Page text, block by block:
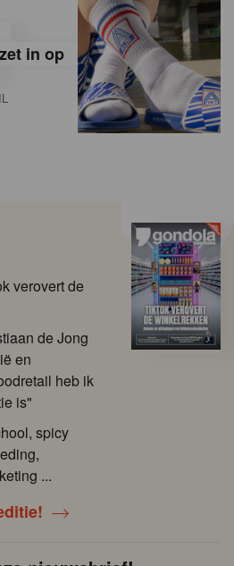
in op
verovert de
de Jong
en
heb ik
is"
spicy
...